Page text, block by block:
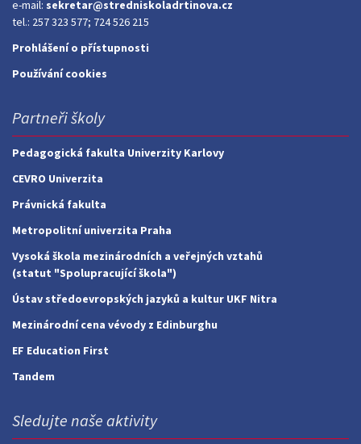
e-mail: sekretar@stredniskoladrtinova.cz
tel.: 257 323 577; 724 526 215
Prohlášení o přístupnosti
Používání cookies
Partneři školy
Pedagogická fakulta Univerzity Karlovy
CEVRO Univerzita
Právnická fakulta
Metropolitní univerzita Praha
Vysoká škola mezinárodních a veřejných vztahů
(statut "Spolupracující škola")
Ústav středoevropských jazyků a kultur UKF Nitra
Mezinárodní cena vévody z Edinburghu
EF Education First
Tandem
Sledujte naše aktivity